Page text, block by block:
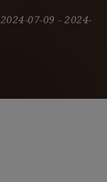
2024-07-09 - 2024-